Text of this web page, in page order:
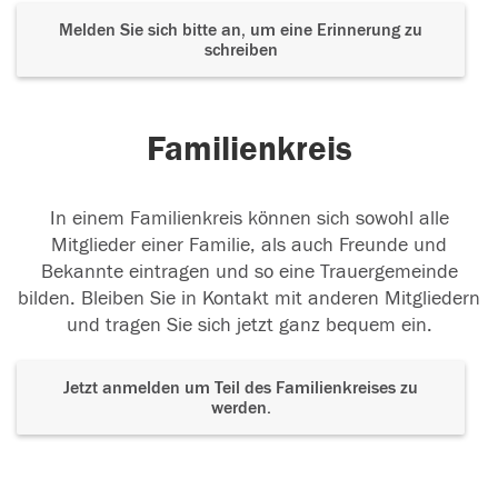
Melden Sie sich bitte an, um eine Erinnerung zu
schreiben
Familienkreis
In einem Familienkreis können sich sowohl alle
Mitglieder einer Familie, als auch Freunde und
Bekannte eintragen und so eine Trauergemeinde
bilden. Bleiben Sie in Kontakt mit anderen Mitgliedern
und tragen Sie sich jetzt ganz bequem ein.
Jetzt anmelden um Teil des Familienkreises zu
werden.